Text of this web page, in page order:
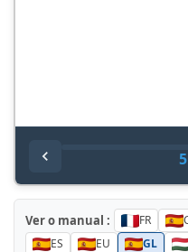
Ver o manual : FR
ES
EU GL